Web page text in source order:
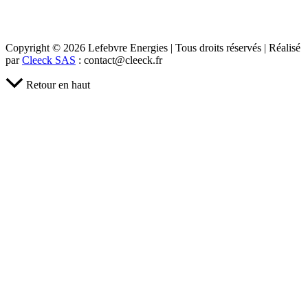
Copyright © 2026 Lefebvre Energies | Tous droits réservés | Réalisé
parCleeck SAS : contact@cleeck.fr
Retour en haut